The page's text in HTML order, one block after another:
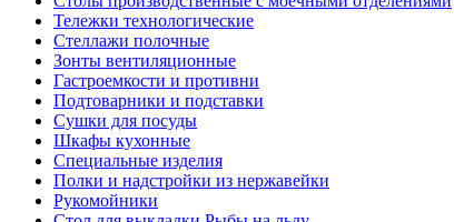
Тележки технологические
Стеллажи полочные
Зонты вентиляционные
Гастроемкости и противни
Подтоварники и подставки
Сушки для посуды
Шкафы кухонные
Специальные изделия
Полки и надстройки из нержавейки
Рукомойники